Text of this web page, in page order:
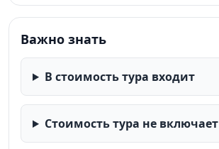
Важно знать
В стоимость тура входит
Стоимость тура не включает